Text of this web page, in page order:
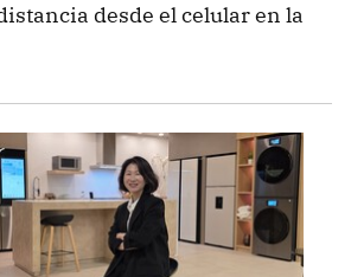
desde el celular en la